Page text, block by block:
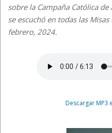
sobre la Campaña Católica
se escuchó en todas las
febrero, 2024.
Descargar MP3